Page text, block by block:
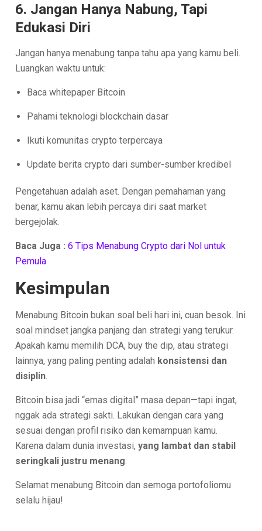
6. Jangan Hanya Nabung, Tapi
Edukasi Diri
Jangan hanya menabung tanpa tahu apa yang kamu beli.
Luangkan waktu untuk:
Baca whitepaper Bitcoin
Pahami teknologi blockchain dasar
Ikuti komunitas crypto terpercaya
Update berita crypto dari sumber-sumber kredibel
Pengetahuan adalah aset. Dengan pemahaman yang
benar, kamu akan lebih percaya diri saat market
bergejolak.
Baca Juga :6 Tips Menabung Crypto dari Nol untuk
Pemula
Kesimpulan
Menabung Bitcoin bukan soal beli hari ini, cuan besok. Ini
soal mindset jangka panjang dan strategi yang terukur.
Apakah kamu memilih DCA, buy the dip, atau strategi
lainnya, yang paling penting adalah konsistensi dan
disiplin
Bitcoin bisa jadi “emas digital” masa depan—tapi ingat,
nggak ada strategi sakti. Lakukan dengan cara yang
sesuai dengan profil risiko dan kemampuan kamu.
Karena dalam dunia investasi,yang lambat dan stabil
seringkali justru menang
Selamat menabung Bitcoin dan semoga portofoliomu
selalu hijau!